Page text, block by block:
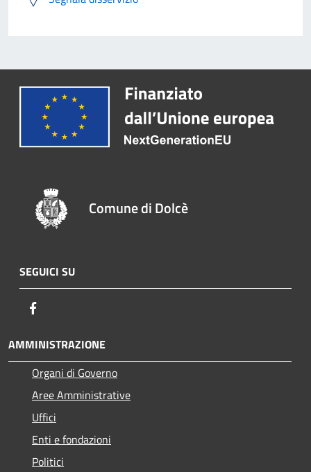
Comune di Dolcè
SEGUICI SU
AMMINISTRAZIONE
Organi di Governo
Aree Amministrative
Uffici
Enti e fondazioni
Politici